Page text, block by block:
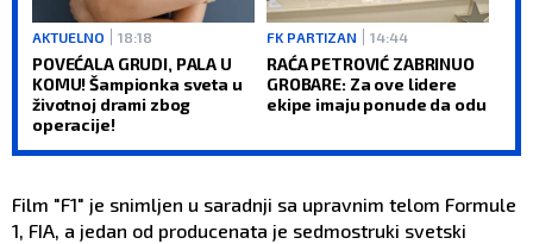
AKTUELNO 18:18
POVEĆALA GRUDI, PALA U
KOMU! Šampionka sveta u
životnoj drami zbog
operacije!
FK PARTIZAN 14:44
RAĆA PETROVIĆ ZABRINUO
GROBARE: Za ove lidere
ekipe imaju ponude da odu
Film "F1" je snimljen u saradnji sa upravnim telom Formule
1, FIA, a jedan od producenata je sedmostruki svetski